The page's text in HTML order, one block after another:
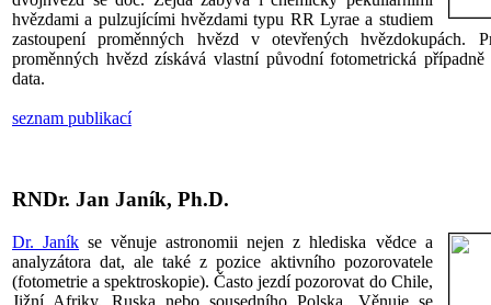
hvězdami a pulzujícími hvězdami typu RR Lyrae a studiem
zastoupení proměnných hvězd v otevřených hvězdokupách.
proměnných hvězd získává vlastní původní fotometrická případně
data.
seznam publikací
RNDr. Jan Janík, Ph.D.
Dr. Janík se věnuje astronomii nejen z hlediska vědce a
analyzátora dat, ale také z pozice aktivního pozorovatele
(fotometrie a spektroskopie). Často jezdí pozorovat do Chile,
Jižní Afriky, Ruska nebo sousedního Polska. Věnuje se